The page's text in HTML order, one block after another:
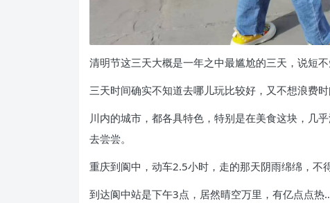
清明节这三天大概是一年之中最尴尬的三天，说短
三天时间确实不知道去哪儿玩比较好，又不想浪费
川内的城市，都各具特色，特别是在美食这块，几
去尝尝。
重庆到阆中，动车2.5小时，走的那天阴雨绵绵，不
到达阆中站是下午3点，居然晴空万里，有亿点点